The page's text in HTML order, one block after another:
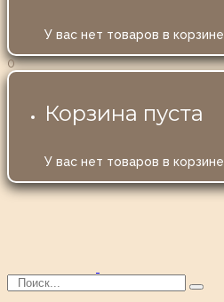
У вас нет товаров в корзине
0
Корзина пуста
У вас нет товаров в корзине